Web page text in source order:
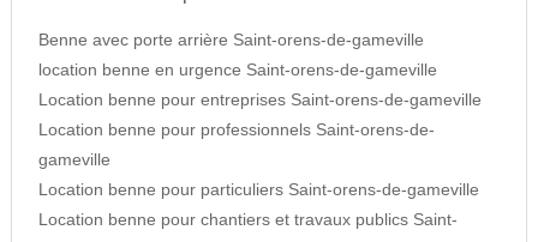
Benne avec porte arrière Saint-orens-de-gameville
location benne en urgence Saint-orens-de-gameville
Location benne pour entreprises Saint-orens-de-gameville
Location benne pour professionnels Saint-orens-de-
gameville
Location benne pour particuliers Saint-orens-de-gameville
Location benne pour chantiers et travaux publics Saint-